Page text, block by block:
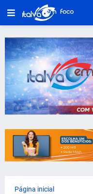
Página inicial